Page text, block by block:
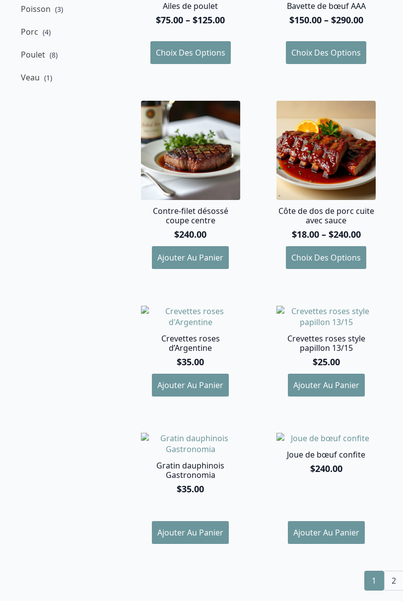
Poisson (3)
Porc (4)
Poulet (8)
Veau (1)
Ailes de poulet
$75.00 –$125.00
Plage
$75.00
à
Choix Des Options
produit
Les
options
peuvent
être
choisies
sur
la
page
du
produit
Bavette de bœuf AAA
$150.00– $290.00
Plage
$150.00
à
Choix Des Options
produit
Les
peuvent
être
choisies
sur
la
page
du
produit
Contre-filet désossé
coupe centre
$240.00
Ajouter Au Panier
Côte de dos de porc cuite
avec sauce
$18.00– $240.00
Plage
de
prix :
$18.00
Choix Des Options
produit
Les
options
peuvent
être
choisies
la
page
du
Crevettes roses
d’Argentine
$35.00
Ajouter Au Panier
Crevettes roses style
papillon 13/15
$25.00
Ajouter Au Panier
Gratin dauphinois
Gastronomia
$35.00
Ajouter Au Panier
Joue de bœuf confite
$240.00
Ajouter Au Panier
1 2